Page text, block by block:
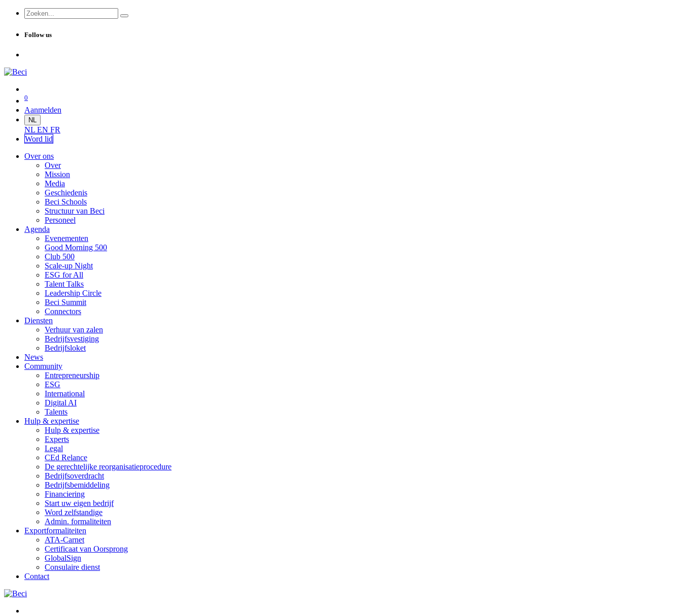
Follow us
0
Aanmelden
NL
NL EN FR
Word lid
Over ons
Over
Mission
Media
Geschiedenis
Beci Schools
Structuur van Beci
Personeel
Agenda
Evenementen
Good Morning 500
Club 500
Scale-up Night
ESG for All
Talent Talks
Leadership Circle
Beci Summit
Connectors
Diensten
Verhuur van zalen
Bedrijfsvestiging
Bedrijfsloket
News
Community
Entrepreneurship
ESG
International
Digital AI
Talents
Hulp & expertise
Hulp & expertise
Experts
Legal
CEd Relance
De gerechtelijke reorganisatieprocedure
Bedrijfsoverdracht
Bedrijfsbemiddeling
Financiering
Start uw eigen bedrijf
Word zelfstandige
Admin. formaliteiten
Exportformaliteiten
ATA-Carnet
Certificaat van Oorsprong
GlobalSign
Consulaire dienst
Contact